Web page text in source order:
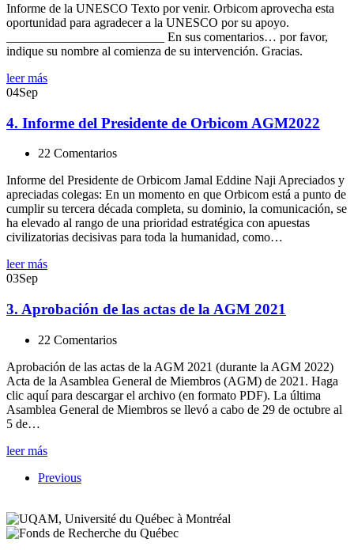
Informe de la UNESCO Texto por venir. Orbicom aprovecha esta
oportunidad para agradecer a la UNESCO por su apoyo.
_________________________ En sus comentarios… por favor,
indique su nombre al comienza de su intervención. Gracias.
leer más
04Sep
4. Informe del Presidente de Orbicom AGM2022
22 Comentarios
Informe del Presidente de Orbicom Jamal Eddine Naji Apreciados y
apreciadas colegas: En un momento en que Orbicom está a punto de
cumplir su tercera década completa, su dominio, la comunicación, se
ha elevado al rango de una prioridad estratégica con apuestas
civilizatorias decisivas para toda la humanidad, como…
leer más
03Sep
3. Aprobación de las actas de la AGM 2021
22 Comentarios
Aprobación de las actas de la AGM 2021 (durante la AGM 2022)
Acta de la Asamblea General de Miembros (AGM) de 2021. Haga
clic aquí para descargar el archivo (en formato PDF). La última
Asamblea General de Miembros se llevó a cabo de 29 de octubre al
5 de…
leer más
Previous